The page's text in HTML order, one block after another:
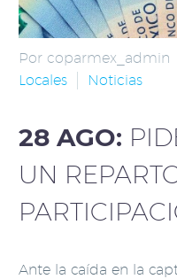
Por coparmex_admin
Locales
Noticias
28 AGO:
UN
Ante la caída en la